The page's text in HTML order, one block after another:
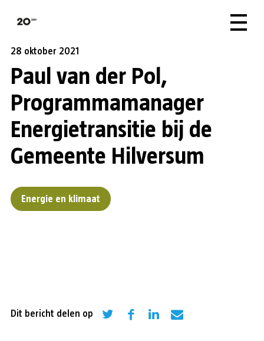
28 oktober 2021
Paul van der Pol,
Programmamanager
Energietransitie bij de
Gemeente Hilversum
Energie en klimaat
Dit bericht delen op